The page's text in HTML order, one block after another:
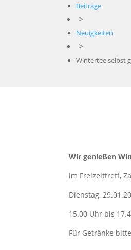
Beiträge
>
Neuigkeiten
>
Wintertee selbst
Wir genießen
im Freizeittreff,
Dienstag,
15.00 Uhr bis
Für Getränke